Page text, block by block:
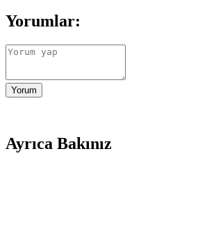
Yorumlar:
Yorum
Ayrıca Bakınız